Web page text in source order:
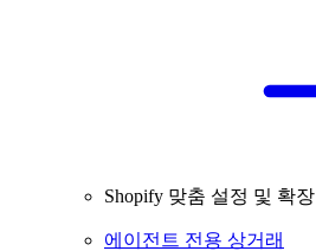
Shopify 맞춤 설정 및 확장
에이전트 전용 상거래